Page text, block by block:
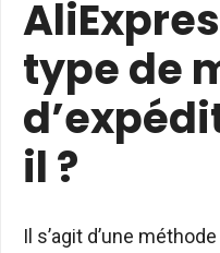
type de
il ?
Il s’agit d’une